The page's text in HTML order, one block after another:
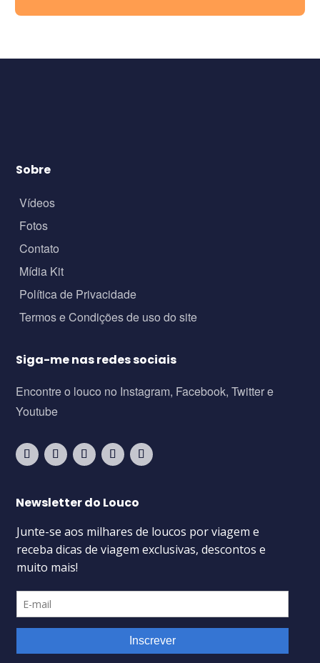
Sobre
Vídeos
Fotos
Contato
Mídia Kit
Política de Privacidade
Termos e Condições de uso do site
Siga-me nas redes sociais
Encontre o louco no Instagram, Facebook, Twitter e
Youtube
Newsletter do Louco